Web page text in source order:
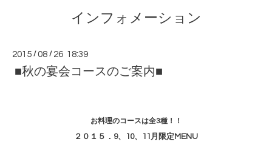
インフォメーション
2015 /08 / 26 18:39
■秋の宴会コースのご案内■
お料理のコースは全3種！！
２０１５．9、10、11月限定MENU